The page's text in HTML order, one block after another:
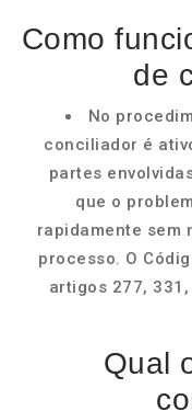
Como
de
No
conciliador é
partes
que o
rapidamente sem
processo. O
artigos 277,
Qual